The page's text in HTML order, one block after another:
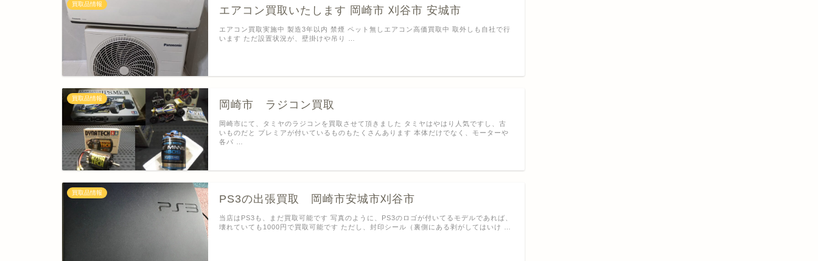
買取品情報
エアコン買取いたします 岡崎市 刈谷市 安城市
エアコン買取実施中 製造3年以内 禁煙 ペット無しエアコン高価買取中 取外しも自社で行
います ただ設置状況が、壁掛けや吊り …
買取品情報
岡崎市 ラジコン買取
岡崎市にて、タミヤのラジコンを買取させて頂きました タミヤはやはり人気ですし、古
いものだと プレミアが付いているものもたくさんあります 本体だけでなく、モーターや
各パ …
買取品情報
PS3の出張買取 岡崎市安城市刈谷市
当店はPS3も、まだ買取可能です 写真のように、PS3のロゴが付いてるモデルであれば、
壊れていても1000円で買取可能です ただし、封印シール（裏側にある剥がしてはいけ …